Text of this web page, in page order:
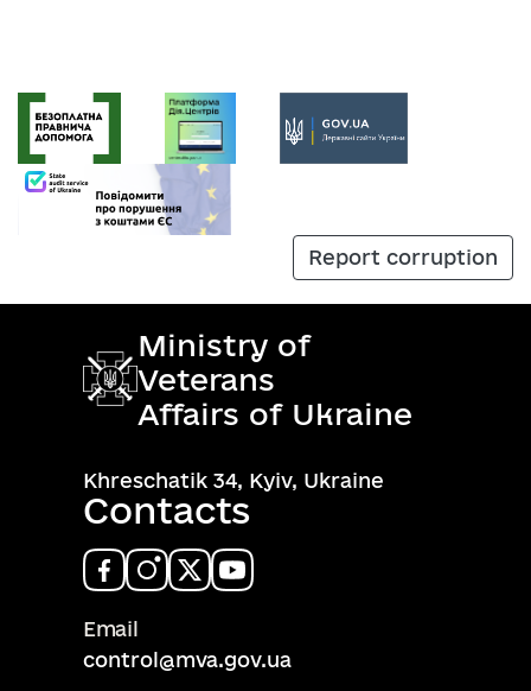
Report corruption
Ministry of
Veterans
Affairs of Ukraine
Khreschatik 34, Kyiv, Ukraine
Contacts
Email
control@mva.gov.ua